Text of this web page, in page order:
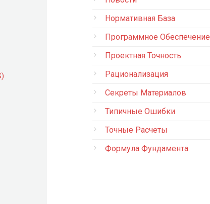
Нормативная База
Программное Обеспечение
Проектная Точность
Рационализация
Секреты Материалов
Типичные Ошибки
Точные Расчеты
Формула Фундамента